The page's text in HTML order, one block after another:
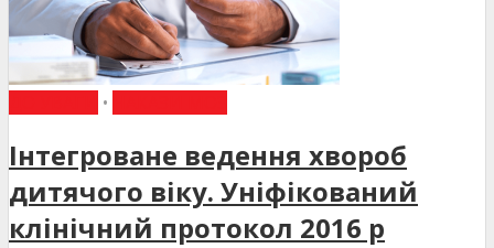
•
Інтегроване ведення хвороб
дитячого віку. Уніфікований
клінічний протокол 2016 р